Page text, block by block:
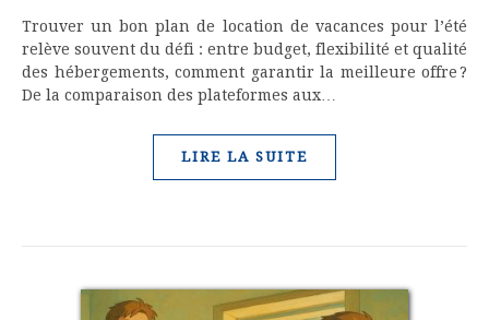
Trouver un bon plan de location de vacances pour l’été
relève souvent du défi : entre budget, flexibilité et qualité
des hébergements, comment garantir la meilleure offre ?
De la comparaison des plateformes aux…
LIRE LA SUITE